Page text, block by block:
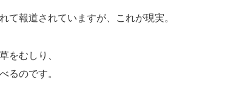
て報道されていますが、これが現実。
をむしり、
るのです。